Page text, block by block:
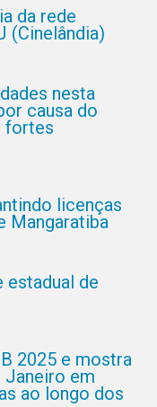
da rede
(Cinelândia)
nesta
causa do
fortes
licenças
Mangaratiba
estadual de
2025 e mostra
Janeiro em
ao longo dos